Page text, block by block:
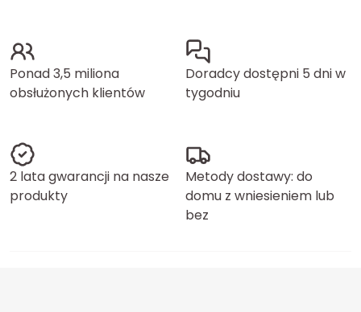
Ponad 3,5 miliona
obsłużonych klientów
Doradcy dostępni 5 dni w
tygodniu
2 lata gwarancji na nasze
produkty
Metody dostawy: do
domu z wniesieniem lub
bez